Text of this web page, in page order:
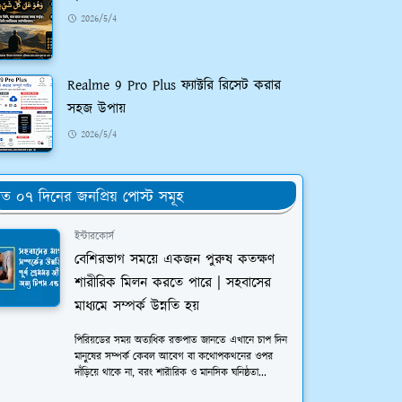
2026/5/4
Realme 9 Pro Plus ফ্যাক্টরি রিসেট করার
সহজ উপায়
2026/5/4
০৭ দিনের জনপ্রিয় পোস্ট সমূহ
ইন্টারকোর্স
বেশিরভাগ সময়ে একজন পুরুষ কতক্ষণ
শারীরিক মিলন করতে পারে | সহবাসের
মাধ্যমে সম্পর্ক উন্নতি হয়
পিরিয়ডের সময় অত্যধিক রক্তপাত জানতে এখানে চাপ দিন
মানুষের সম্পর্ক কেবল আবেগ বা কথোপকথনের ওপর
দাঁড়িয়ে থাকে না, বরং শারীরিক ও মানসিক ঘনিষ্ঠতা...